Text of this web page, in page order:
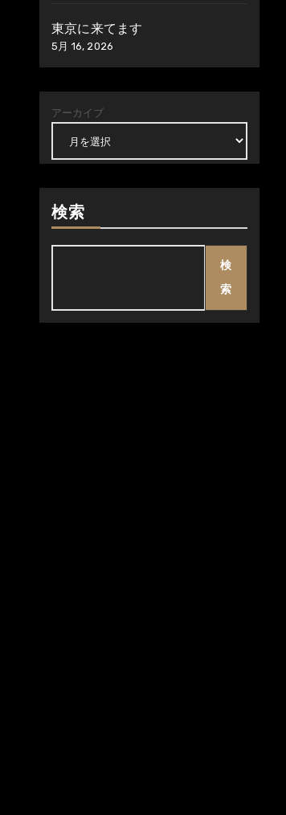
東京に来てます
5月 16, 2026
アーカイブ
検索
検
索